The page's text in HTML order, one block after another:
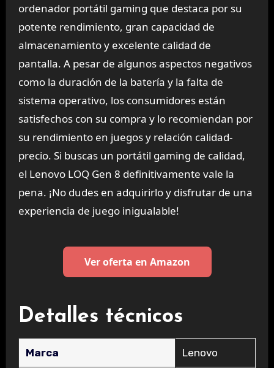
ordenador portátil gaming que destaca por su
potente rendimiento, gran capacidad de
almacenamiento y excelente calidad de
pantalla. A pesar de algunos aspectos negativos
como la duración de la batería y la falta de
sistema operativo, los consumidores están
satisfechos con su compra y lo recomiendan por
su rendimiento en juegos y relación calidad-
precio. Si buscas un portátil gaming de calidad,
el Lenovo LOQ Gen 8 definitivamente vale la
pena. ¡No dudes en adquirirlo y disfrutar de una
experiencia de juego inigualable!
Ver oferta en Amazon
Detalles técnicos
Marca ‎Lenovo